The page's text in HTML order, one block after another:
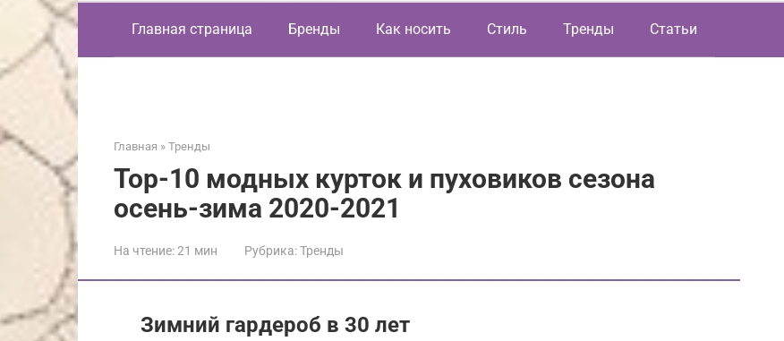
Главная страница Бренды Как носить Стиль Тренды Статьи
Главная » Тренды
Top-10 модных курток и пуховиков сезона
осень-зима 2020-2021
На чтение:21 мин Рубрика:Тренды
Зимний гардероб в 30 лет